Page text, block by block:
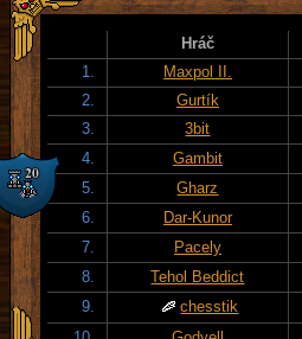
Hráč
1.
Maxpol II.
2.
Gurtík
3.
3bit
4.
Gambit
5.
Gharz
6.
Dar-Kunor
7.
Pacely
8.
Tehol Beddict
9.
chesstik